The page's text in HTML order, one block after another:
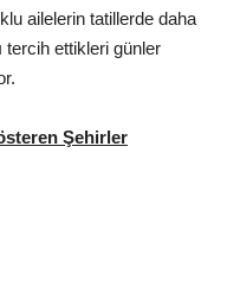
ailelerin tatillerde daha
tercih ettikleri günler
Şehirler